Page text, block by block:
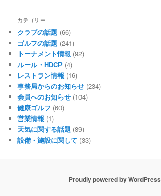
カテゴリー
クラブの話題 (66)
ゴルフの話題 (241)
トーナメント情報 (92)
ルール・HDCP (4)
レストラン情報 (16)
事務局からのお知らせ (234)
会員へのお知らせ (104)
健康ゴルフ (60)
営業情報 (1)
天気に関する話題 (89)
設備・施設に関して (33)
Proudly powered by WordPress